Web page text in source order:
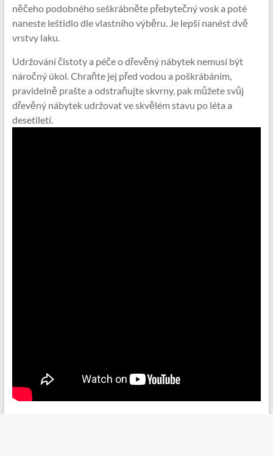
něčeho podobného seškrábněte přebytečný vosk a poté
naneste leštidlo dle vlastního výběru. Je lepší nanést dvě
vrstvy laku.
Udržování čistoty a péče o dřevěný nábytek nemusí být
náročný úkol. Chraňte jej před vodou a poškrábáním,
pravidelně prašte a odstraňujte skvrny, pak můžete svůj
dřevěný nábytek udržovat ve skvělém stavu po léta a
desetiletí.